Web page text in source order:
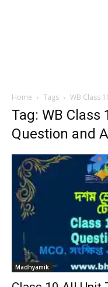
Home Tags WB Class
Tag: WB
Question and
Madhyamik